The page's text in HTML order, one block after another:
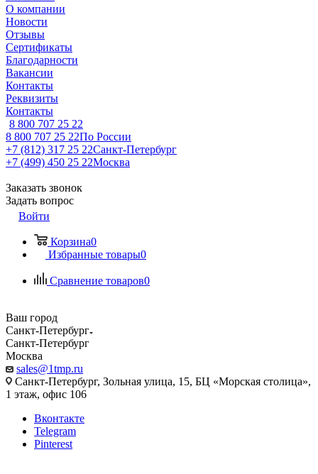
О компании
Новости
Отзывы
Сертификаты
Благодарности
Вакансии
Контакты
Реквизиты
Контакты
8 800 707 25 22
8 800 707 25 22По России
+7 (812) 317 25 22Санкт-Петербург
+7 (499) 450 25 22Москва
Заказать звонок
Задать вопрос
Войти
Корзина0
Избранные товары0
Сравнение товаров0
Ваш город
Санкт-Петербург
Санкт-Петербург
Москва
sales@1tmp.ru
Санкт-Петербург, Зольная улица, 15, БЦ «Морская столица»,
1 этаж, офис 106
Вконтакте
Telegram
Pinterest